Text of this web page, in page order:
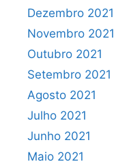
Dezembro 2021
Novembro 2021
Outubro 2021
Setembro 2021
Agosto 2021
Julho 2021
Junho 2021
Maio 2021